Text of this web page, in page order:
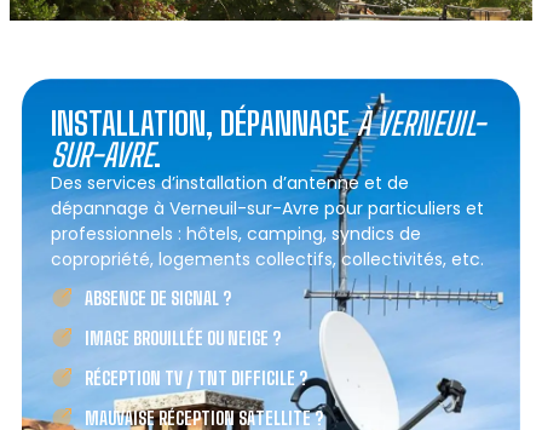
INSTALLATION, DÉPANNAGEÀ VERNEUIL-
SUR-AVRE.
Des services d’installation d’antenne et de
dépannage à Verneuil-sur-Avre pour particuliers et
professionnels : hôtels, camping, syndics de
copropriété, logements collectifs, collectivités, etc.
ABSENCE DE SIGNAL ?
IMAGE BROUILLÉE OU NEIGE ?
RÉCEPTION TV / TNT DIFFICILE ?
MAUVAISE RÉCEPTION SATELLITE ?